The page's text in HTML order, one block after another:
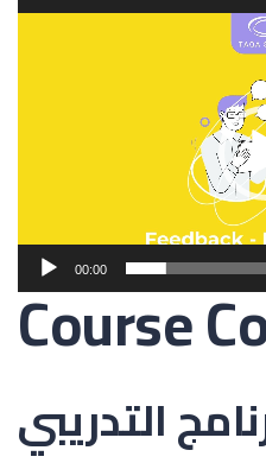
00:00
Course
التدريبي